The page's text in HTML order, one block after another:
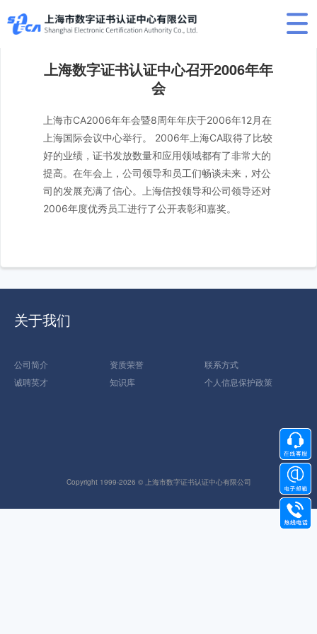
上海数字证书认证中心召开2006年年
会
上海市CA2006年年会暨8周年年庆于2006年12月在
上海国际会议中心举行。 2006年上海CA取得了比较
好的业绩，证书发放数量和应用领域都有了非常大的
提高。在年会上，公司领导和员工们畅谈未来，对公
司的发展充满了信心。上海信投领导和公司领导还对
2006年度优秀员工进行了公开表彰和嘉奖。
关于我们
公司简介 资质荣誉
联系方式
诚聘英才
知识库 个人信息保护政策
Copyright 1999-2026 © 上海市数字证书认证中心有限公司